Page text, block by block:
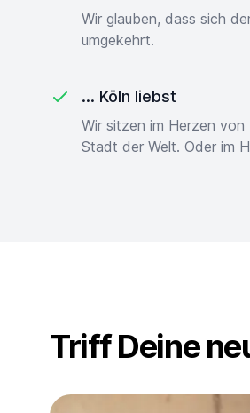
Wir glauben, dass sich
umgekehrt.
... Köln liebst
Wir sitzen im Herzen
Stadt der Welt. Oder im
Triff Deine